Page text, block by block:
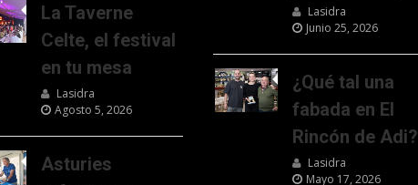
La Taverne
Celte, el festival
en tu mesa
Lasidra
Agosto 5, 2026
Asturies
Lasidra
Junio 25, 2026
¿Qué tal una
fabada en El
Rincón de Adi?
Lasidra
Mayo 17, 2026